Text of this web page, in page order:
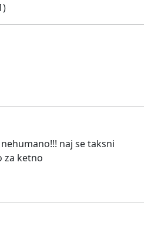
naj se taksni
za ketno